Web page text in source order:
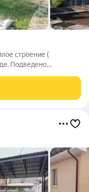
строение (
Подведено
водой. Участок